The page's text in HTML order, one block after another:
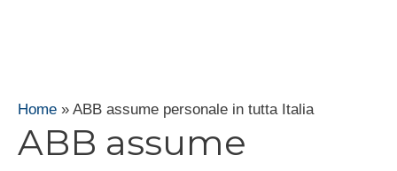
Home » ABB assume personale in tutta Italia
ABB assume